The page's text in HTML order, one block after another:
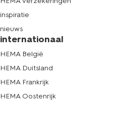
inspiratie
nieuws
internationaal
HEMA België
HEMA Duitsland
HEMA Frankrijk
HEMA Oostenrijk